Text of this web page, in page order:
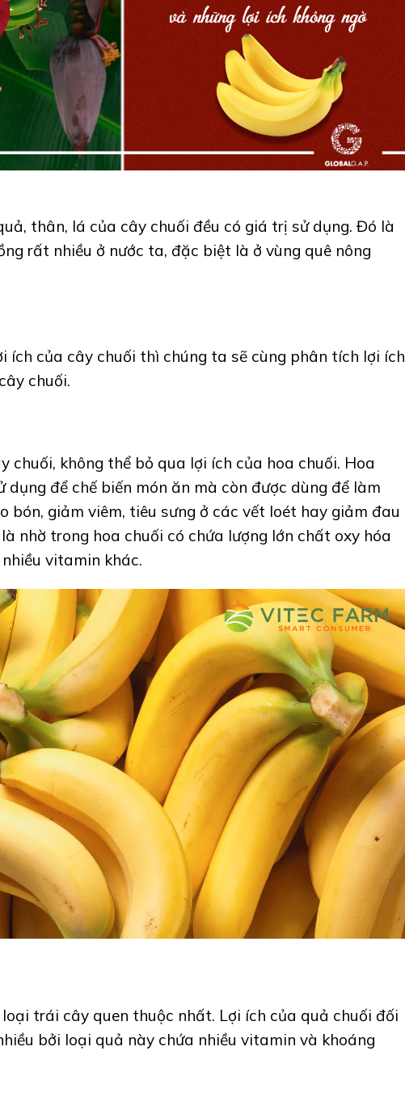
thân, lá của cây chuối đều có giá trị sử dụng. Đó là
rất nhiều ở nước ta, đặc biệt là ở vùng quê nông
ích của cây chuối thì chúng ta sẽ cùng phân tích lợi ích
chuối.
chuối, không thể bỏ qua lợi ích của hoa chuối. Hoa
dụng để chế biến món ăn mà còn được dùng để làm
bón, giảm viêm, tiêu sưng ở các vết loét hay giảm đau
nhờ trong hoa chuối có chứa lượng lớn chất oxy hóa
vitamin khác.
trái cây quen thuộc nhất. Lợi ích của quả chuối đối
bởi loại quả này chứa nhiều vitamin và khoáng